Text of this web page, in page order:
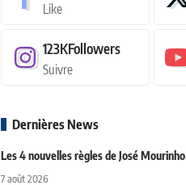
Like
123KFollowers
Suivre
Dernières News
Les 4 nouvelles règles de José Mourinho
7 août 2026